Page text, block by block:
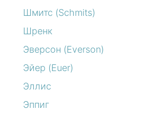
Шмитс (Schmits)
Шренк
Эверсон (Everson)
Эйер (Euer)
Эллис
Эппиг